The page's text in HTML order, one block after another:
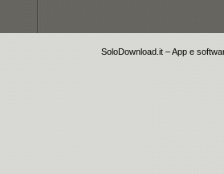
SoloDownload.it – App e